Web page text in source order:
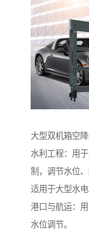
大型双机箱空
水利工程：用
制，调节水位、
适用于大型水
港口与航运：
水位调节。